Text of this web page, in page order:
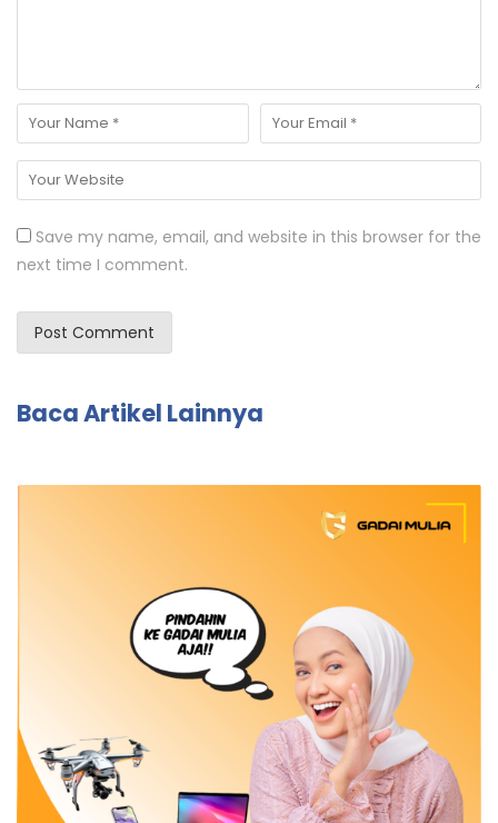
Save my name, email, and website in this browser for the
next time I comment.
Baca Artikel Lainnya